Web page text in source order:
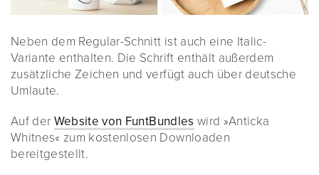
Neben dem Regular-Schnitt ist auch eine Italic-
Variante enthalten. Die Schrift enthält außerdem
zusätzliche Zeichen und verfügt auch über deutsche
Umlaute.
Auf der Website von FuntBundles wird »Anticka
Whitnes« zum kostenlosen Downloaden
bereitgestellt.